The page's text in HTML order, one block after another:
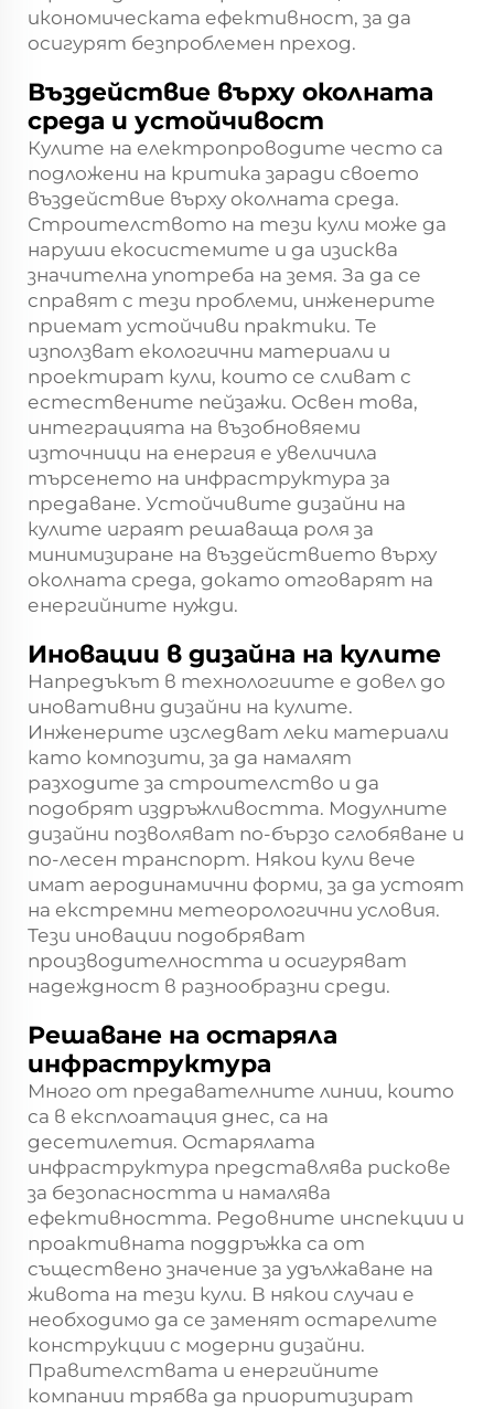
икономическата ефективност, за да
осигурят безпроблемен преход.
Въздействие върху околната
среда и устойчивост
Кулите на електропроводите често са
подложени на критика заради своето
въздействие върху околната среда.
Строителството на тези кули може да
наруши екосистемите и да изисква
значителна употреба на земя. За да се
справят с тези проблеми, инженерите
приемат устойчиви практики. Те
използват екологични материали и
проектират кули, които се сливат с
естествените пейзажи. Освен това,
интеграцията на възобновяеми
източници на енергия е увеличила
търсенето на инфраструктура за
предаване. Устойчивите дизайни на
кулите играят решаваща роля за
минимизиране на въздействието върху
околната среда, докато отговарят на
енергийните нужди.
Иновации в дизайна на кулите
Напредъкът в технологиите е довел до
иновативни дизайни на кулите.
Инженерите изследват леки материали
като композити, за да намалят
разходите за строителство и да
подобрят издръжливостта. Модулните
дизайни позволяват по-бързо сглобяване и
по-лесен транспорт. Някои кули вече
имат аеродинамични форми, за да устоят
на екстремни метеорологични условия.
Тези иновации подобряват
производителността и осигуряват
надеждност в разнообразни среди.
Решаване на остаряла
инфраструктура
Много от предавателните линии, които
са в експлоатация днес, са на
десетилетия. Остарялата
инфраструктура представлява рискове
за безопасността и намалява
ефективността. Редовните инспекции и
проактивната поддръжка са от
съществено значение за удължаване на
живота на тези кули. В някои случаи е
необходимо да се заменят остарелите
конструкции с модерни дизайни.
Правителствата и енергийните
компании трябва да приоритизират